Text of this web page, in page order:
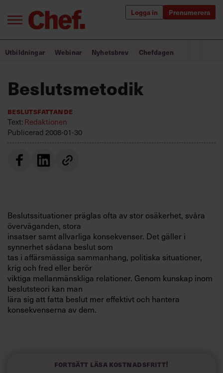
Logga in Prenumerera
Kundservice
Villkor och policy för
personuppgiftsbehandling
Sök
efter:
Bra ledare förändrar världen
Utbildning för ledare
Chefakademin+
Populära utbildningar
Utbildningar Webinar Nyhetsbrev Chefdagen
Beslutsmetodik
Beslutsfattande
Text:Redaktionen
Publicerad 2008-01-30
Beslutssituationer präglas ofta av stor osäkerhet, svåra
överväganden, stora
insatser samt allvarliga konsekvenser. Det gäller i
synnerhet sådana beslut som
tas i affärsmässiga sammanhang, politiska situationer,
krig och fred eller berör
viktiga mellanmänskliga relationer. Genom kunskap inom
beslutsteori kan man
lära sig att fatta beslut mer effektivt och hantera
konsekvenserna av dem.
Choices en metodik som benämns PrOACT, en akronym
Fortsätt läsa kostnadsfritt!